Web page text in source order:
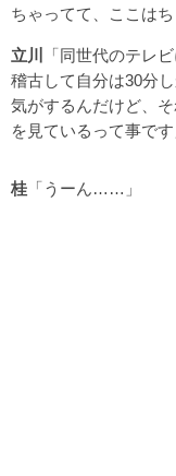
ちゃってて、ここは
立川
「同世代のテレ
稽古して自分は30分
気がするんだけど、
を見ているって事です
桂 「うーん……」